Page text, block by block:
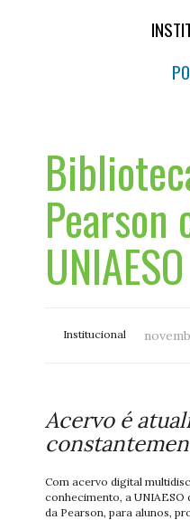
Pearson
UNIAESO
Institucional
Acervo é
Com acervo digital
conhecimento, a
da Pearson, para alunos,